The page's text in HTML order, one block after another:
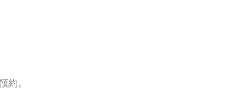
約。